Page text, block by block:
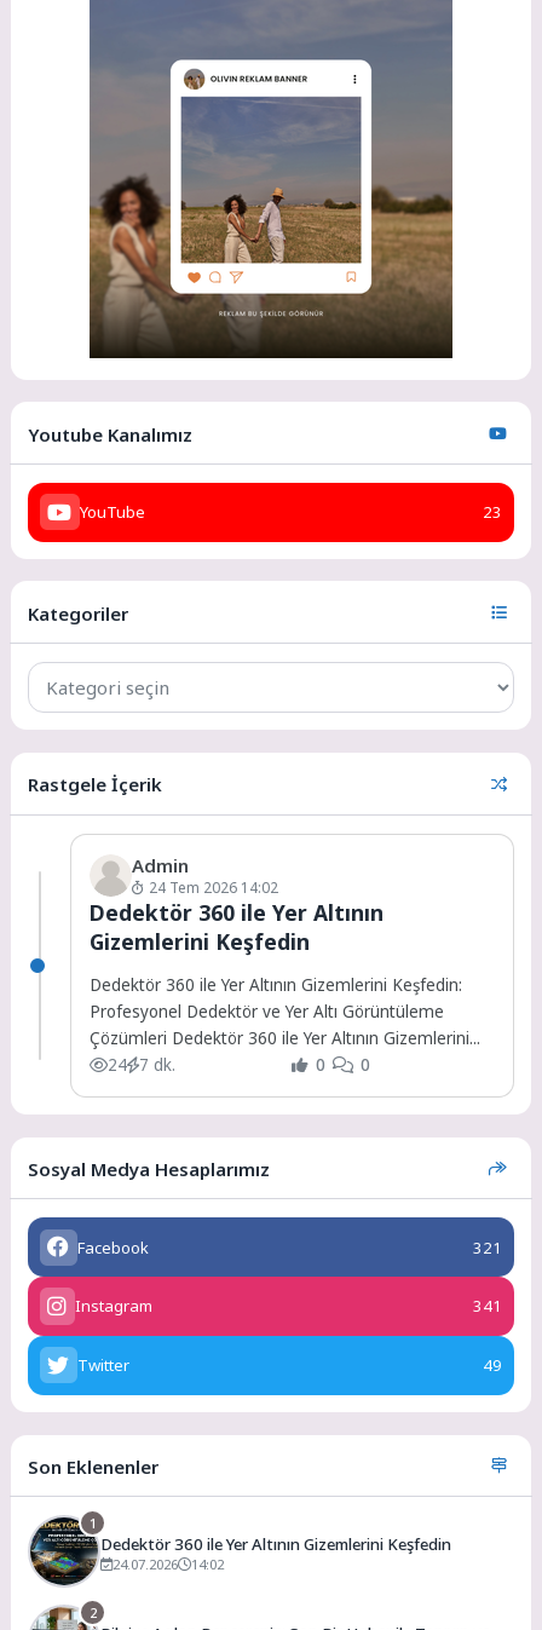
Youtube Kanalımız
YouTube 23
Kategoriler
Rastgele İçerik
Admin
24 Tem 2026 14:02
Dedektör 360 ile Yer Altının
Gizemlerini Keşfedin
Dedektör 360 ile Yer Altının Gizemlerini Keşfedin:
Profesyonel Dedektör ve Yer Altı Görüntüleme
Çözümleri Dedektör 360 ile Yer Altının Gizemlerini...
24 7 dk. 0 0
Sosyal Medya Hesaplarımız
Facebook 321
Instagram 341
Twitter 49
Son Eklenenler
1
Dedektör 360 ile Yer Altının Gizemlerini Keşfedin
24.07.2026 14:02
2